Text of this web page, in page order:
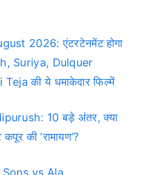
2026: एंटरटेनमेंट होगा
Suriya, Dulquer
की ये धमाकेदार फिल्में
10 बड़े अंतर, क्या
की ‘रामायण’?
vs Ala